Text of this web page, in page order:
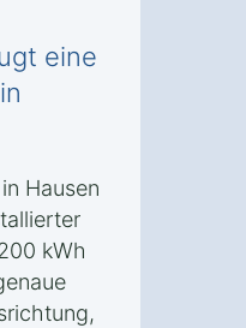
eine
Hausen
kWh